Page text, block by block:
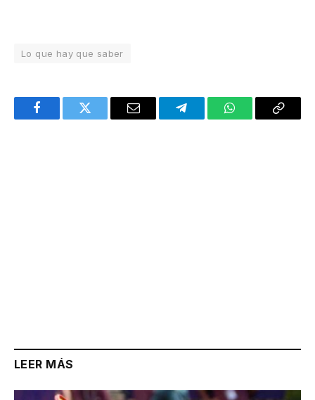
Lo que hay que saber
FacebookTwitter Email TelegramWhatsAppCopy
LEER MÁS